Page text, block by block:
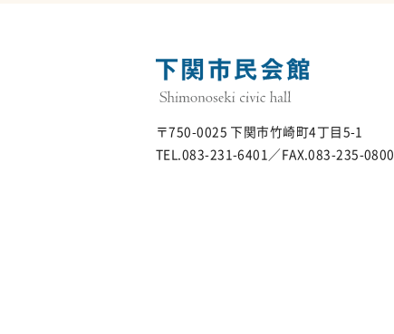
〒750-0025 下関市竹崎町4丁目5-1
TEL.083-231-6401／FAX.083-235-0800